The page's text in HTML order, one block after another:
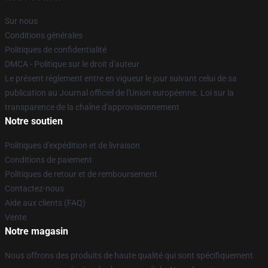
Sur nous
Conditions générales
Politiques de confidentialité
DMCA - Politique sur le droit d'auteur
Le présent règlement entre en vigueur le jour suivant celui de sa
publication au Journal officiel de l'Union européenne. Loi sur la
transparence de la chaîne d'approvisionnement
Notre soutien
Politiques d'expédition et de livraison
Conditions de paiement
Politiques de retour et de remboursement
Contactez-nous
Aide aux clients (FAQ)
Vente
Notre magasin
Nous offrons des produits de haute qualité qui sont spécifiquement